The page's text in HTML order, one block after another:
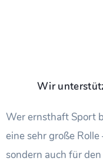
Wir
Wer ernsthaft Sport
eine sehr große
sondern auch für